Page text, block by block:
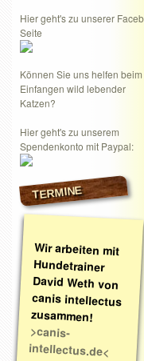
Hier geht's zu unserer
Seite
Können Sie uns helfen beim
Einfangen wild lebender
Katzen?
Hier geht's zu unserem
Spendenkonto mit Paypal:
TERMINE
Wir arbeiten mit
Hundetrainer
David Weth von
canis intellectus
zusammen!
>canis-
intellectus.de<